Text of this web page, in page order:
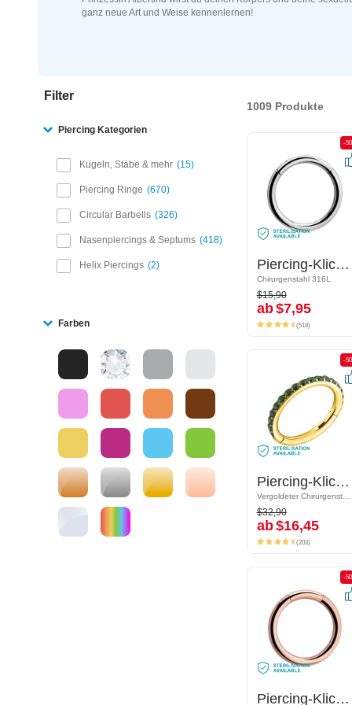
ganz neue Art und Weise kennenlernen!
Filter
Piercing Kategorien
Kugeln, Stäbe & mehr 15
Piercing Ringe 670
Circular Barbells 326
Nasenpiercings & Septums 418
Helix Piercings 2
Farben
1009 Produkte
-50%
Piercing-Klicker (Chirurgenstahl, silber, glänzend)
Chirurgenstahl 316L
$15,90
ab$7,95
-
Piercing-Klicker (Chirurgenstahl, silber, glänzend)
Chirurgenstahl 316L
$15,90
ab$7,95
(518)
-50%
Piercing-Klicker (Chirurgenstahl, gold, glänzend) mit Kristallsteinchen
Vergoldeter Chirurgenstahl 316L
$32,90
ab$16,45
-
Piercing-Klicker (Chirurgenstahl, gold, glänzend) mit Kristallsteinchen
Vergoldeter Chirurgenstahl 316L
$32,90
ab$16,45
(203)
-50%
Piercing-Klicker (Chirurgenstahl, rosegold, glänzend)
-
Piercing-Klicker (Chirurgenstahl, rosegold, glänzend)